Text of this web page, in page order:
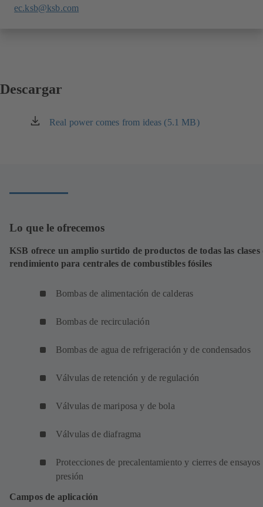
ec.ksb@ksb.com
Descargar
Real power comes from ideas (5.1 MB)
(se
Lo que le ofrecemos
KSB ofrece un amplio surtido de productos de todas las clases
rendimiento para centrales de combustibles fósiles
Bombas de alimentación de calderas
Bombas de recirculación
Bombas de agua de refrigeración y de condensados
Válvulas de retención y de regulación
Válvulas de mariposa y de bola
Válvulas de diafragma
Protecciones de precalentamiento y cierres de ensayos
presión
Campos de aplicación